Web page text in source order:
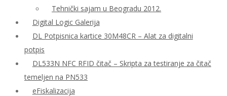
Tehnički sajam u Beogradu 2012.
Digital Logic Galerija
DL Potpisnica kartice 30M48CR – Alat za digitalni
potpis
DL533N NFC RFID čitač – Skripta za testiranje za čitač
temeljen na PN533
eFiskalizacija